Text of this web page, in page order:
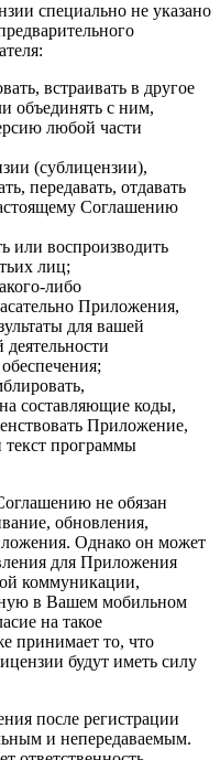
специально не указано
встраивать в другое
объединять с ним,
любой части
(сублицензии),
передавать, отдавать
Соглашению
или воспроизводить
лиц;
либо
Приложения,
для вашей
составляющие коды,
Приложение,
текст программы
не обязан
обновления,
Однако он может
для Приложения
коммуникации,
в Вашем мобильном
на такое
принимает то, что
будут иметь силу
после регистрации
и непередаваемым.